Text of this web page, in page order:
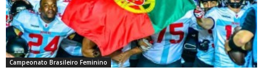
Campeonato Brasileiro Feminino